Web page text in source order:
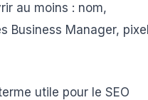
au moins : nom,
Business Manager, pixel
utile pour le SEO